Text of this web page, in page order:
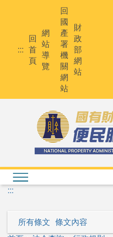
:::
回
首
頁
網
站
導
覽
回
國
產
署
機
關
網
站
財
政
部
網
站
:::
所有條文 條文內容